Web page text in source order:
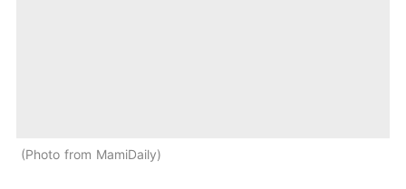
Photo from MamiDaily